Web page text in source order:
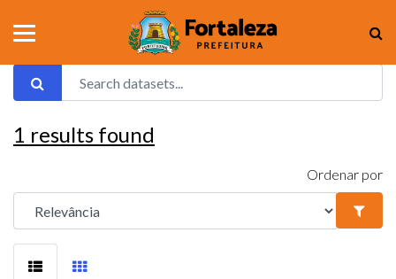
1 results found
Ordenar por